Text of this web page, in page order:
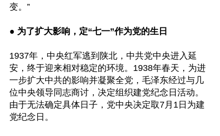
变。”
● 为了扩大影响，定“七一”作为党的生日
1937年，中央红军逃到陕北，中共党中央进入延
安，终于迎来相对稳定的环境。1938年春天，为进
一步扩大中共的影响并凝聚全党，毛泽东经过与几
位中央领导同志商讨，决定组织建党纪念日活动。
由于无法确定具体日子，党中央决定取7月1日为建
党纪念日。